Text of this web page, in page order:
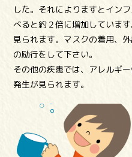
した。それによりますとイン
べると約２倍に増加していま
見られます。マスクの着用、
の励行をして下さい。
その他の疾患では、アレルギ
発生が見られます。